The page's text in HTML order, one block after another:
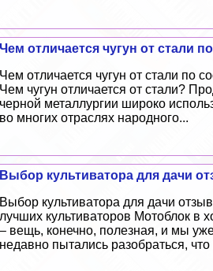
Чем отличается чугун от стали
Чем отличается чугун от стали по
Чем чугун отличается от стали?
черной металлургии широко
во многих отраслях народного...
Выбор культиватора для дачи
Выбор культиватора для дачи
лучших культиваторов Мотоблок в
– вещь, конечно, полезная, и мы
недавно пытались разобраться, что